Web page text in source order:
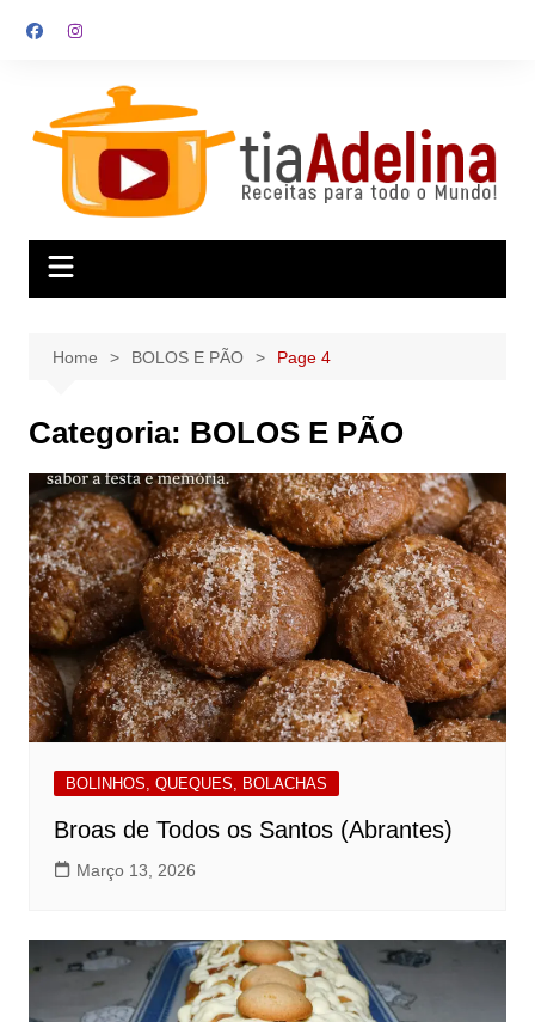
Home BOLOS E PÃO Page 4
Categoria: BOLOS E PÃO
BOLINHOS, QUEQUES, BOLACHAS
Broas de Todos os Santos (Abrantes)
Março 13, 2026